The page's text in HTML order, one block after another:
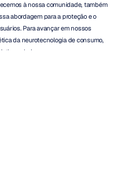
à nossa comunidade, também
abordagem para a proteção e o
Para avançar em nossos
da neurotecnologia de consumo,
abaixo.